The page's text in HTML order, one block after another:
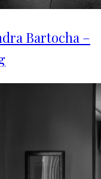
Bartocha –